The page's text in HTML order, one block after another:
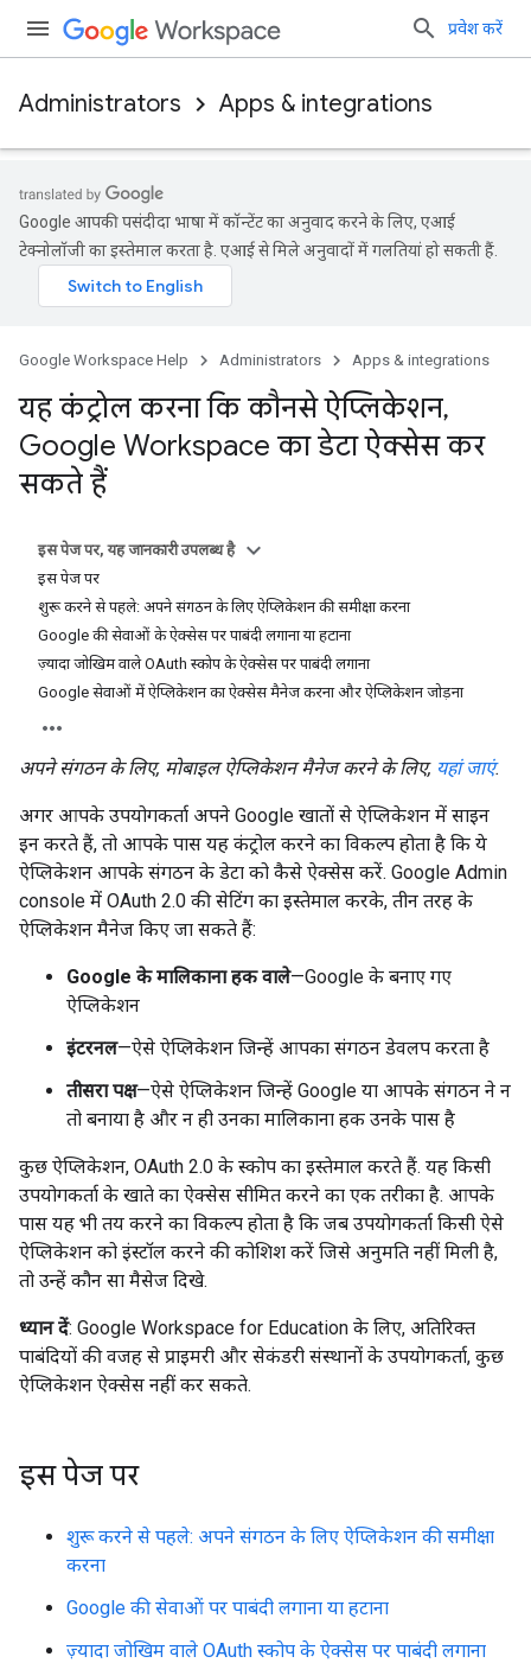
प्रवेश करें
Administrators Apps & integrations
Google आपकी पसंदीदा भाषा में कॉन्टेंट का अनुवाद करने के लिए, एआई
टेक्नोलॉजी का इस्तेमाल करता है. एआई से मिले अनुवादों में गलतियां हो सकती हैं.
Google Workspace Help Administrators Apps & integrations
यह कंट्रोल करना कि कौनसे ऐप्लिकेशन,
Google Workspace का डेटा ऐक्सेस कर
सकते हैं
इस पेज पर, यह जानकारी उपलब्ध है
इस पेज पर
शुरू करने से पहले: अपने संगठन के लिए ऐप्लिकेशन की समीक्षा करना
Google की सेवाओं के ऐक्सेस पर पाबंदी लगाना या हटाना
ज़्यादा जोखिम वाले OAuth स्कोप के ऐक्सेस पर पाबंदी लगाना
Google सेवाओं में ऐप्लिकेशन का ऐक्सेस मैनेज करना और ऐप्लिकेशन जोड़ना
अपने संगठन के लिए, मोबाइल ऐप्लिकेशन मैनेज करने के लिए, यहां जाएं.
अगर आपके उपयोगकर्ता अपने Google खातों से ऐप्लिकेशन में साइन
इन करते हैं, तो आपके पास यह कंट्रोल करने का विकल्प होता है कि ये
ऐप्लिकेशन आपके संगठन के डेटा को कैसे ऐक्सेस करें. Google Admin
console में OAuth 2.0 की सेटिंग का इस्तेमाल करके, तीन तरह के
ऐप्लिकेशन मैनेज किए जा सकते हैं:
Google के मालिकाना हक वाले—Google के बनाए गए
ऐप्लिकेशन
इंटरनल—ऐसे ऐप्लिकेशन जिन्हें आपका संगठन डेवलप करता है
तीसरा पक्ष—ऐसे ऐप्लिकेशन जिन्हें Google या आपके संगठन ने न
तो बनाया है और न ही उनका मालिकाना हक उनके पास है
कुछ ऐप्लिकेशन, OAuth 2.0 के स्कोप का इस्तेमाल करते हैं. यह किसी
उपयोगकर्ता के खाते का ऐक्सेस सीमित करने का एक तरीका है. आपके
पास यह भी तय करने का विकल्प होता है कि जब उपयोगकर्ता किसी ऐसे
ऐप्लिकेशन को इंस्टॉल करने की कोशिश करें जिसे अनुमति नहीं मिली है,
तो उन्हें कौन सा मैसेज दिखे.
ध्यान दें: Google Workspace for Education के लिए, अतिरिक्त
पाबंदियों की वजह से प्राइमरी और सेकंडरी संस्थानों के उपयोगकर्ता, कुछ
ऐप्लिकेशन ऐक्सेस नहीं कर सकते.
इस पेज पर
शुरू करने से पहले: अपने संगठन के लिए ऐप्लिकेशन की समीक्षा
करना
Google की सेवाओं पर पाबंदी लगाना या हटाना
ज़्यादा जोखिम वाले OAuth स्कोप के ऐक्सेस पर पाबंदी लगाना